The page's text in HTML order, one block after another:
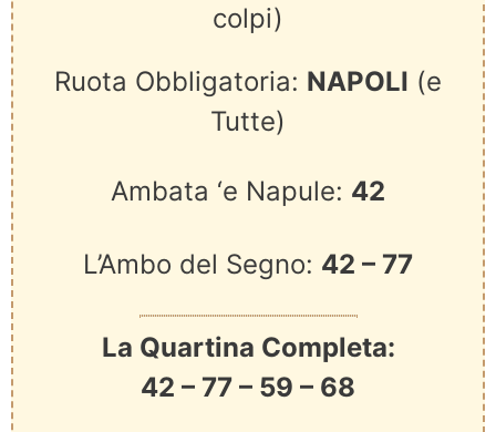
colpi)
Ruota Obbligatoria: NAPOLI (e
Tutte)
Ambata ‘e Napule: 42
L’Ambo del Segno: 42 – 77
La Quartina Completa:
42 – 77 – 59 – 68